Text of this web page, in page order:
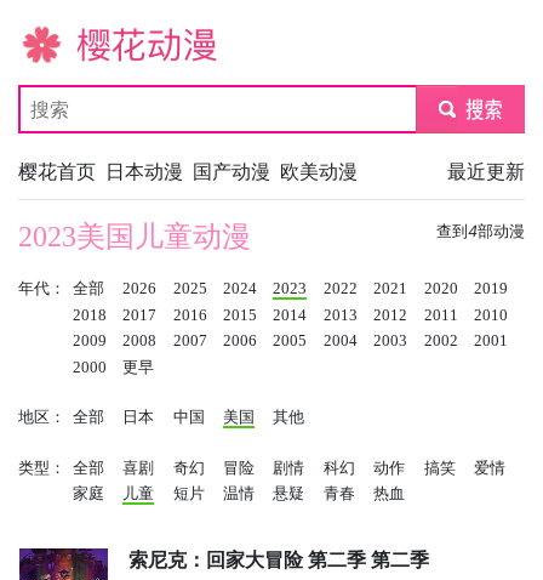
樱花动漫
submit
樱花首页 日本动漫 国产动漫 欧美动漫 最近更新
查到 4部动漫
2023美国儿童动漫
年代： 全部 2026 2025 2024 2023 2022 2021 2020
2019
2018
2017 2016 2015 2014 2013 2012 2011
2010
2009
2008 2007 2006 2005 2004 2003 2002
2001
2000
更早
地区： 全部 日本 中国 美国 其他
类型： 全部 喜剧 奇幻 冒险 剧情 科幻 动作 搞笑
爱情
家庭
儿童 短片 温情 悬疑 青春 热血
索尼克：回家大冒险 第二季 第二季